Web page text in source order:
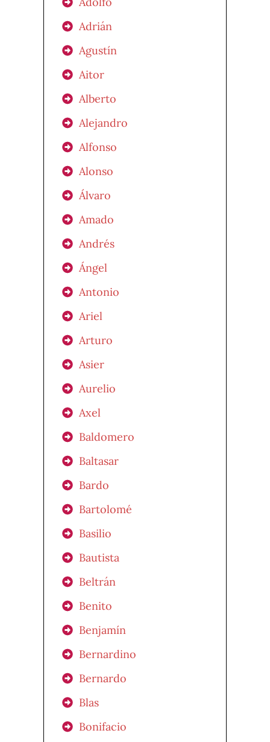
Adrián
Agustín
Aitor
Alberto
Alejandro
Alfonso
Alonso
Álvaro
Amado
Andrés
Ángel
Antonio
Ariel
Arturo
Asier
Aurelio
Axel
Baldomero
Baltasar
Bardo
Bartolomé
Basilio
Bautista
Beltrán
Benito
Benjamín
Bernardino
Bernardo
Blas
Bonifacio